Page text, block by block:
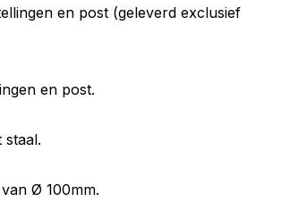
en post (geleverd exclusief
en post.
staal.
Ø 100mm.